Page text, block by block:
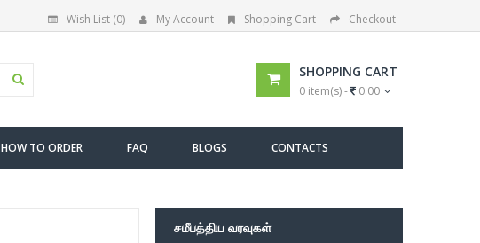
Wish List (0) My Account Shopping Cart Checkout
SHOPPING CART
0 item(s) - 0.00
HOW TO ORDER FAQ BLOGS CONTACTS
சமீபத்திய வரவுகள்